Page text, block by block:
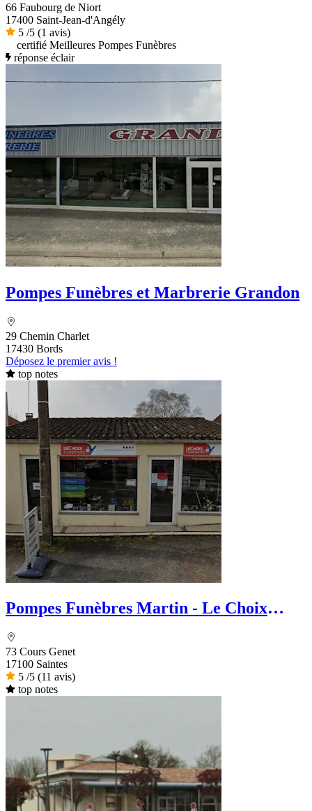
66 Faubourg de Niort
17400 Saint-Jean-d'Angély
5 /5 (1 avis)
certifié Meilleures Pompes Funèbres
réponse éclair
Pompes Funèbres et Marbrerie Grandon
29 Chemin Charlet
17430 Bords
Déposez le premier avis !
top notes
Pompes Funèbres Martin - Le Choix
73 Cours Genet
17100 Saintes
5 /5 (11 avis)
top notes